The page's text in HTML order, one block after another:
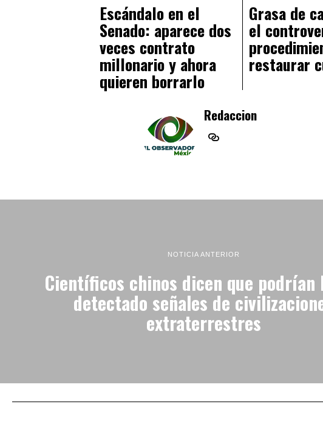
Escándalo en el
Senado: aparece dos
veces contrato
millonario y ahora
quieren borrarlo
Grasa de
el
restaurar
Redaccion
NOTICIA ANTERIOR
Científicos chinos dicen que podrían
detectado señales de
extraterrestres